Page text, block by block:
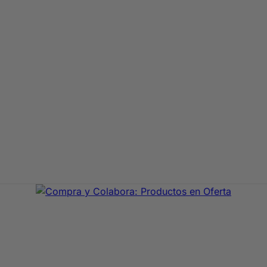
de primeras marcas. En Compra y Colabora